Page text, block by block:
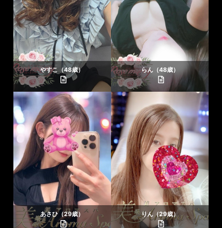
やすこ（48歳） らん（48歳）
あさひ（29歳） りん（29歳）